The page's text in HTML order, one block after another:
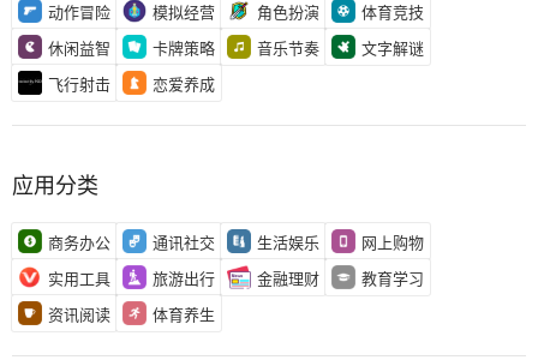
动作冒险 模拟经营 角色扮演
体育竞技
休闲益智
卡牌策略 音乐节奏
文字解谜
飞行射击
恋爱养成
应用分类
商务办公 通讯社交 生活娱乐
网上购物
实用工具
旅游出行 金融理财
教育学习
资讯阅读
体育养生